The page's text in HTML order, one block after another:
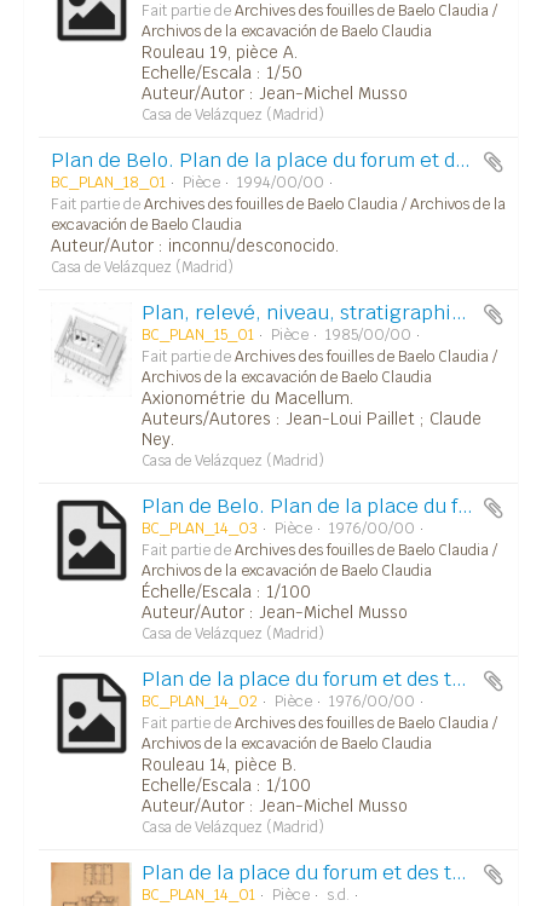
Fait partie deArchives des fouilles de Baelo Claudia /
Archivos de la excavación de Baelo Claudia
Rouleau 19, pièce A.
Echelle/Escala : 1/50
Auteur/Autor : Jean-Michel Musso
Casa de Velázquez (Madrid)
Plan de Belo. Plan de la place du forum et des trois temples.
BC_PLAN_18_01 Pièce
1994/00/00
Fait partie deArchives des fouilles de Baelo Claudia / Archivos de la
excavación de Baelo Claudia
Auteur/Autor : inconnu/desconocido.
Casa de Velázquez (Madrid)
Plan, relevé, niveau, stratigraphie.../Plano, alzado, planta, estratigrafía...
BC_PLAN_15_01 Pièce
1985/00/00
Fait partie deArchives des fouilles de Baelo Claudia /
Archivos de la excavación de Baelo Claudia
Axionométrie du Macellum.
Auteurs/Autores : Jean-Loui Paillet ; Claude
Ney.
Casa de Velázquez (Madrid)
Plan de Belo. Plan de la place du forum et des trois temples.
BC_PLAN_14_03 Pièce
1976/00/00
Fait partie deArchives des fouilles de Baelo Claudia /
Archivos de la excavación de Baelo Claudia
Échelle/Escala : 1/100
Auteur/Autor : Jean-Michel Musso
Casa de Velázquez (Madrid)
Plan de la place du forum et des trois temples.
BC_PLAN_14_02 Pièce
1976/00/00
Fait partie deArchives des fouilles de Baelo Claudia /
Archivos de la excavación de Baelo Claudia
Rouleau 14, pièce B.
Echelle/Escala : 1/100
Auteur/Autor : Jean-Michel Musso
Casa de Velázquez (Madrid)
Plan de la place du forum et des trois temples.
BC_PLAN_14_01 Pièce
s.d.